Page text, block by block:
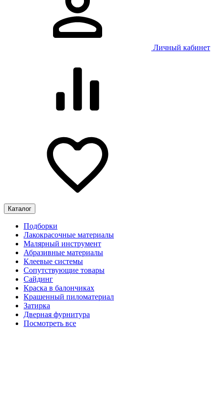
Личный кабинет
Каталог
Подборки
Лакокрасочные материалы
Малярный инструмент
Абразивные материалы
Клеевые системы
Сопутствующие товары
Сайдинг
Краска в балончиках
Крашенный пиломатериал
Затирка
Дверная фурнитура
Посмотреть все